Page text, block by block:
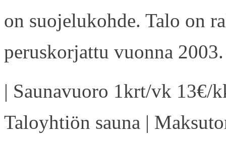
on suojelukohde. Talo on
peruskorjattu vuonna 2003.
| Saunavuoro 1krt/vk 13€/
Taloyhtiön sauna |